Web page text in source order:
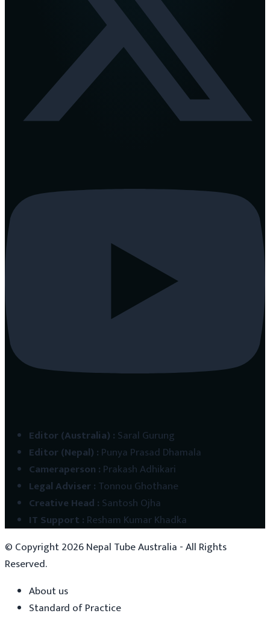
Editor (Australia) : Saral Gurung
Editor (Nepal) : Punya Prasad Dhamala
Cameraperson : Prakash Adhikari
Legal Adviser: Tonnou Ghothane
Creative Head : Santosh Ojha
IT Support : Resham Kumar Khadka
© Copyright2026Nepal Tube Australia - All Rights
Reserved.
About us
Standard of Practice